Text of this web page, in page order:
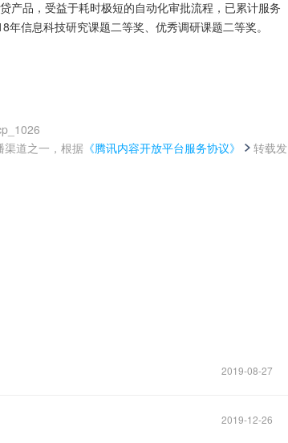
产品，受益于耗时极短的自动化审批流程，已累计服务
信息科技研究课题二等奖、优秀调研课题二等奖。
渠道之一，根据 《腾讯内容开放平台服务协议》
转载发
2019-08-27
2019-12-26